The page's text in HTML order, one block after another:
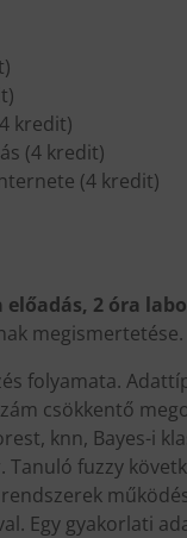
kredit)
(4 kredit)
(4 kredit)
előadás, 2 óra
megismertetése.
folyamata.
csökkentő
knn, Bayes-i
fuzzy
Egy gyakorlati